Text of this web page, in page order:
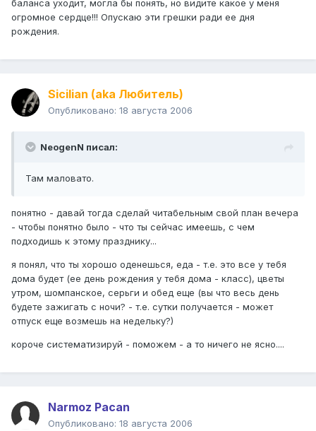
баланса уходит, могла бы понять, но видите какое у меня
огромное сердце!!! Опускаю эти грешки ради ее дня
рождения.
Sicilian (aka Любитель)
Опубликовано: 18 августа 2006
NeogenN писал:
Там маловато.
понятно - давай тогда сделай читабельным свой план вечера
- чтобы понятно было - что ты сейчас имеешь, с чем
подходишь к этому празднику...
я понял, что ты хорошо оденешься, еда - т.е. это все у тебя
дома будет (ее день рождения у тебя дома - класс), цветы
утром, шомпанское, серьги и обед еще (вы что весь день
будете зажигать с ночи? - т.е. сутки получается - может
отпуск еще возмешь на недельку?)
короче систематизируй - поможем - а то ничего не ясно....
Narmoz Pacan
Опубликовано: 18 августа 2006